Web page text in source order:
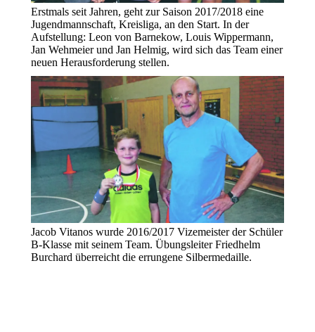
Erstmals seit Jahren, geht zur Saison 2017/2018 eine
Jugendmannschaft, Kreisliga, an den Start. In der
Aufstellung: Leon von Barnekow, Louis Wippermann,
Jan Wehmeier und Jan Helmig, wird sich das Team einer
neuen Herausforderung stellen.
Jacob Vitanos wurde 2016/2017 Vizemeister der Schüler
B-Klasse mit seinem Team. Übungsleiter Friedhelm
Burchard überreicht die errungene Silbermedaille.